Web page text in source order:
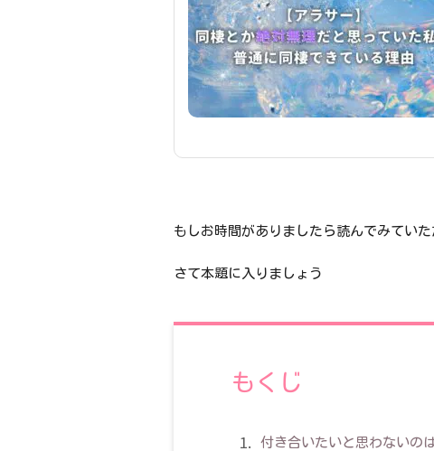
もしお時間がありましたら読んでみてい
さて本題に入りましょう
もくじ
付き合いたいと思わないの